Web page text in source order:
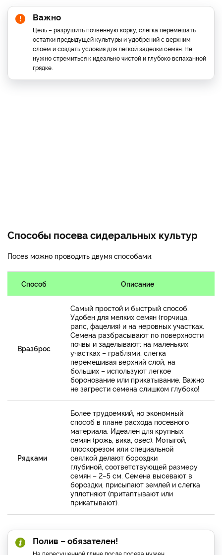
Важно
Цель – разрушить почвенную корку, слегка перемешать
остатки предыдущей культуры и удобрений с верхним
слоем и создать условия для легкой заделки семян. Не
нужно стремиться к идеально чистой и глубоко вспаханной
грядке.
Способы посева сидеральных культур
Посев можно проводить двумя способами:
Способ Описание
Вразброс
Самый простой и быстрый способ.
Удобен для мелких семян (горчица,
рапс, фацелия) и на неровных участках.
Семена разбрасывают по поверхности
почвы и заделывают: на маленьких
участках – граблями, слегка
перемешивая верхний слой, на
больших – используют легкое
боронование или прикатывание. Важно
не загрести семена слишком глубоко!
Рядками
Более трудоемкий, но экономный
способ в плане расхода посевного
материала. Идеален для крупных
семян (рожь, вика, овес). Мотыгой,
плоскорезом или специальной
сеялкой делают бороздки
глубиной, соответствующей размеру
семян – 2–5 см. Семена высевают в
бороздки, присыпают землей и слегка
уплотняют (притаптывают или
прикатывают).
Полив – обязателен!
На пересушенной глине после посева нужен